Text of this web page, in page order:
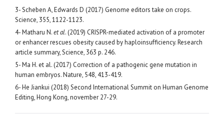
3- Scheben A, Edwards D (2017) Genome editors take on crops.
Science, 355, 1122-1123.
4- Matharu N.et al. (2019) CRISPR-mediated activation of a promoter
or enhancer rescues obesity caused by haploinsufficiency. Research
article summary, Science, 363 p. 246.
5- Ma H. et al. (2017) Correction of a pathogenic gene mutation in
human embryos. Nature, 548, 413-419.
6- He Jiankui (2018) Second International Summit on Human Genome
Editing, Hong Kong, november 27-29.